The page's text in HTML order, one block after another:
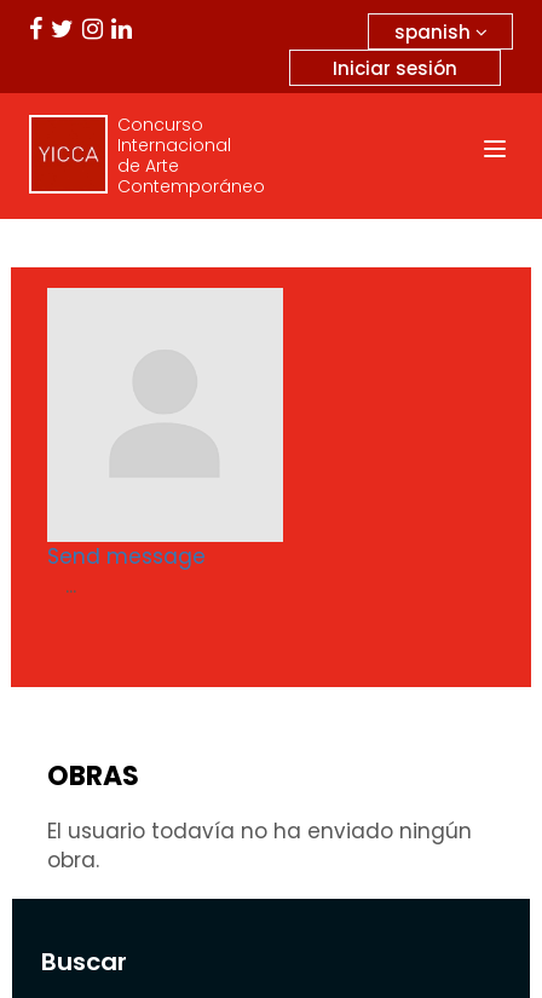
spanish
Iniciar sesión
Concurso
Internacional
de Arte
Contemporáneo
Buscar
Send message
...
OBRAS
El usuario todavía no ha enviado ningún
obra.